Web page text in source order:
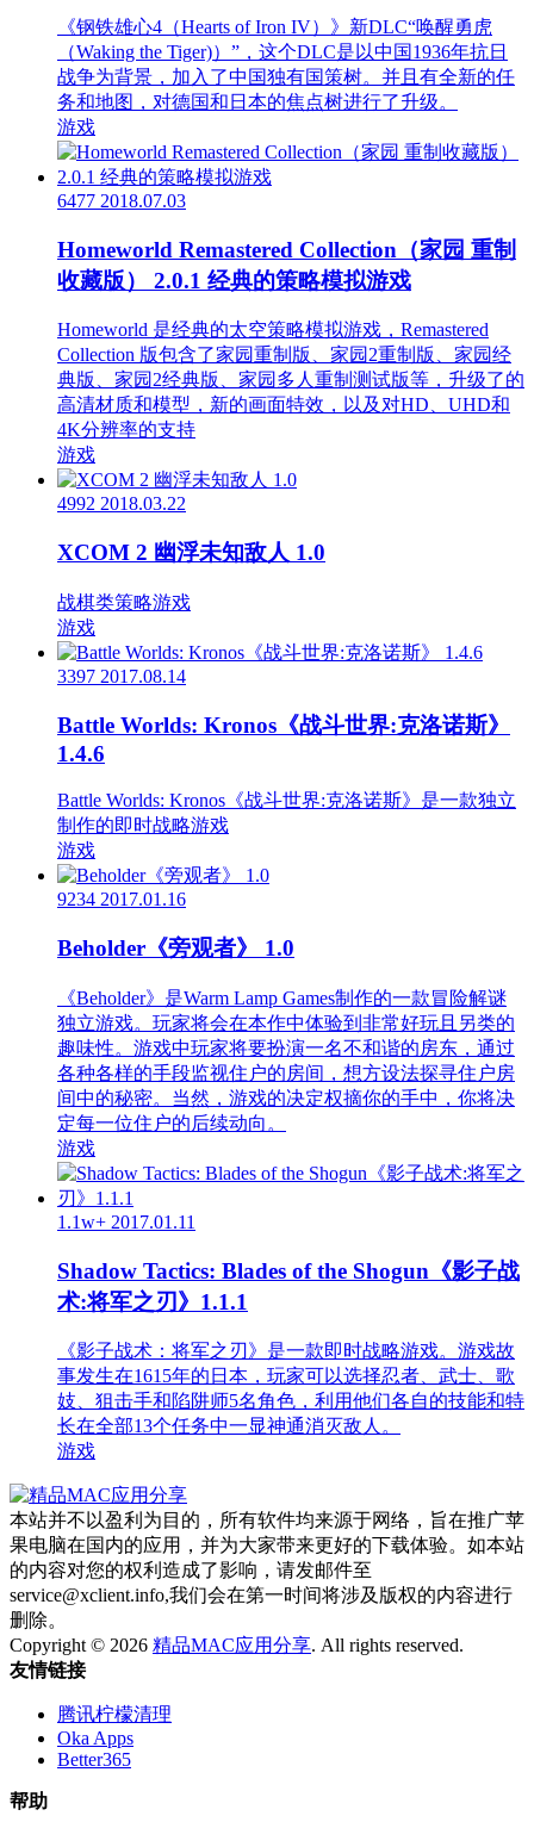
《钢铁雄心4（Hearts of Iron IV）》新DLC“唤醒勇虎
（Waking the Tiger)）”，这个DLC是以中国1936年抗日
战争为背景，加入了中国独有国策树。并且有全新的任
务和地图，对德国和日本的焦点树进行了升级。
游戏
6477 2018.07.03
Homeworld Remastered Collection（家园 重制
收藏版） 2.0.1 经典的策略模拟游戏
Homeworld 是经典的太空策略模拟游戏，Remastered
Collection 版包含了家园重制版、家园2重制版、家园经
典版、家园2经典版、家园多人重制测试版等，升级了的
高清材质和模型，新的画面特效，以及对HD、UHD和
4K分辨率的支持
游戏
4992 2018.03.22
XCOM 2 幽浮未知敌人 1.0
战棋类策略游戏
游戏
3397 2017.08.14
Battle Worlds: Kronos《战斗世界:克洛诺斯》
1.4.6
Battle Worlds: Kronos《战斗世界:克洛诺斯》是一款独立
制作的即时战略游戏
游戏
9234 2017.01.16
Beholder《旁观者》 1.0
《Beholder》是Warm Lamp Games制作的一款冒险解谜
独立游戏。玩家将会在本作中体验到非常好玩且另类的
趣味性。游戏中玩家将要扮演一名不和谐的房东，通过
各种各样的手段监视住户的房间，想方设法探寻住户房
间中的秘密。当然，游戏的决定权摘你的手中，你将决
定每一位住户的后续动向。
游戏
1.1w+ 2017.01.11
Shadow Tactics: Blades of the Shogun《影子战
术:将军之刃》1.1.1
《影子战术：将军之刃》是一款即时战略游戏。游戏故
事发生在1615年的日本，玩家可以选择忍者、武士、歌
妓、狙击手和陷阱师5名角色，利用他们各自的技能和特
长在全部13个任务中一显神通消灭敌人。
游戏
本站并不以盈利为目的，所有软件均来源于网络，旨在推广苹
果电脑在国内的应用，并为大家带来更好的下载体验。如本站
的内容对您的权利造成了影响，请发邮件至
service@xclient.info,我们会在第一时间将涉及版权的内容进行
删除。
Copyright © 2026 精品MAC应用分享. All rights reserved.
友情链接
腾讯柠檬清理
Oka Apps
Better365
帮助